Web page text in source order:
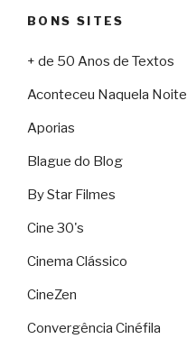
BONS SITES
+ de 50 Anos de Textos
Aconteceu Naquela Noite
Aporias
Blague do Blog
By Star Filmes
Cine 30's
Cinema Clássico
CineZen
Convergência Cinéfila